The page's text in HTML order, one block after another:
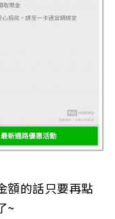
額的話只要再點
~